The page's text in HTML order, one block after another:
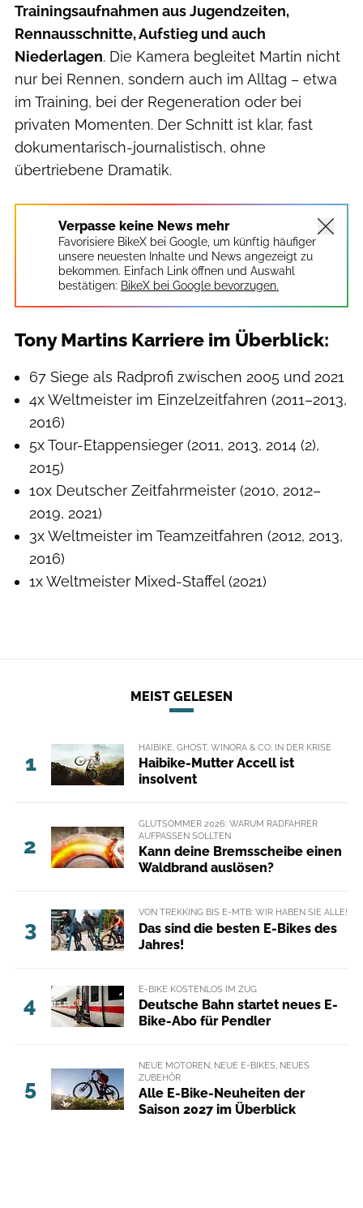
Trainingsaufnahmen aus Jugendzeiten,
Rennausschnitte, Aufstieg und auch
Niederlagen. Die Kamera begleitet Martin nicht
nur bei Rennen, sondern auch im Alltag – etwa
im Training, bei der Regeneration oder bei
privaten Momenten. Der Schnitt ist klar, fast
dokumentarisch-journalistisch, ohne
übertriebene Dramatik.
Verpasse keine News mehr
Favorisiere BikeX bei Google, um künftig häufiger
unsere neuesten Inhalte und News angezeigt zu
bekommen. Einfach Link öffnen und Auswahl
bestätigen: BikeX bei Google bevorzugen.
Tony Martins Karriere im Überblick:
67 Siege als Radprofi zwischen 2005 und 2021
4x Weltmeister im Einzelzeitfahren (2011–2013,
2016)
5x Tour-Etappensieger (2011, 2013, 2014 (2),
2015)
10x Deutscher Zeitfahrmeister (2010, 2012–
2019, 2021)
3x Weltmeister im Teamzeitfahren (2012, 2013,
2016)
1x Weltmeister Mixed-Staffel (2021)
MEIST GELESEN
1
HAIBIKE, GHOST, WINORA & CO. IN DER KRISE
Haibike-Mutter Accell ist
insolvent
2
GLUTSOMMER 2026: WARUM RADFAHRER
AUFPASSEN SOLLTEN
Kann deine Bremsscheibe einen
Waldbrand auslösen?
3
VON TREKKING BIS E-MTB: WIR HABEN SIE ALLE!
Das sind die besten E-Bikes des
Jahres!
4
E-BIKE KOSTENLOS IM ZUG
Deutsche Bahn startet neues E-
Bike-Abo für Pendler
5
NEUE MOTOREN, NEUE E-BIKES, NEUES
ZUBEHÖR
Alle E-Bike-Neuheiten der
Saison 2027 im Überblick